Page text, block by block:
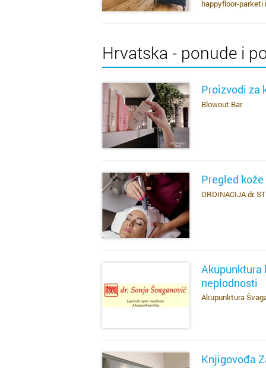
happyfloor-parketi
Hrvatska - ponude i
Proizvodi za
Blowout Bar
Pregled
ORDINACIJA dr.
Akupunktura
neplodnosti
Akupunktura
Knjigovođa